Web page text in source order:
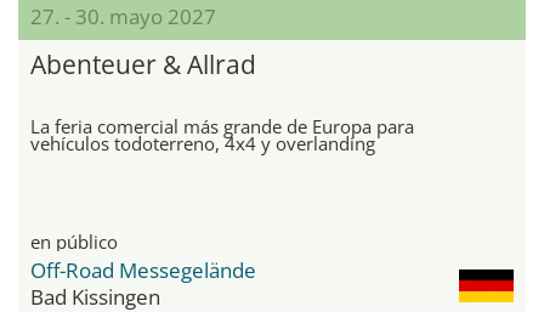
27. - 30. mayo 2027
Abenteuer & Allrad
La feria comercial más grande de Europa para
vehículos todoterreno, 4x4 y overlanding
en público
Off-Road Messegelände
Bad Kissingen